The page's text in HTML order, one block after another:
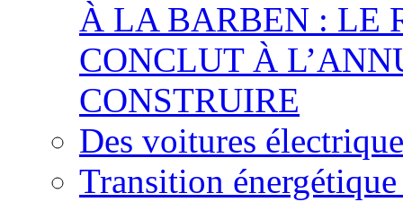
À LA BARBEN : LE
CONCLUT À
CONSTRUIRE
Des voitures
Transition